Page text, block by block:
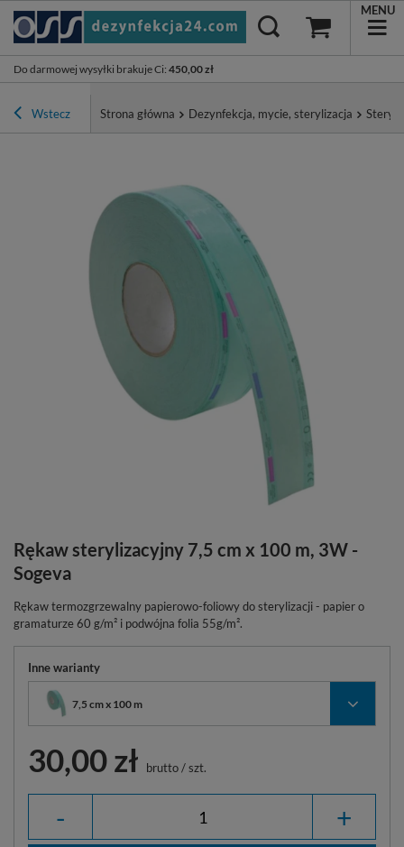
Do darmowej wysyłki brakuje Ci: 450,00 zł
MENU
Wstecz Strona główna Dezynfekcja, mycie, sterylizacja
Rękaw sterylizacyjny 7,5 cm x 100 m, 3W -
Sogeva
Rękaw termozgrzewalny papierowo-foliowy do sterylizacji - papier o
gramaturze 60 g/m² i podwójna folia 55g/m².
Inne warianty
7,5 cm x 100 m
30,00 zł brutto/szt.
- +